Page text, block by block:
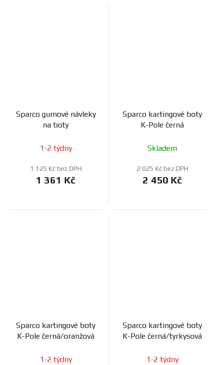
Sparco gumové návleky
na boty
1-2 týdny
1 125 Kč bez DPH
1 361 Kč
Sparco kartingové boty
K-Pole černá
Skladem
2 025 Kč bez DPH
2 450 Kč
Sparco kartingové boty
K-Pole černá/oranžová
1-2 týdny
Sparco kartingové boty
K-Pole černá/tyrkysová
1-2 týdny